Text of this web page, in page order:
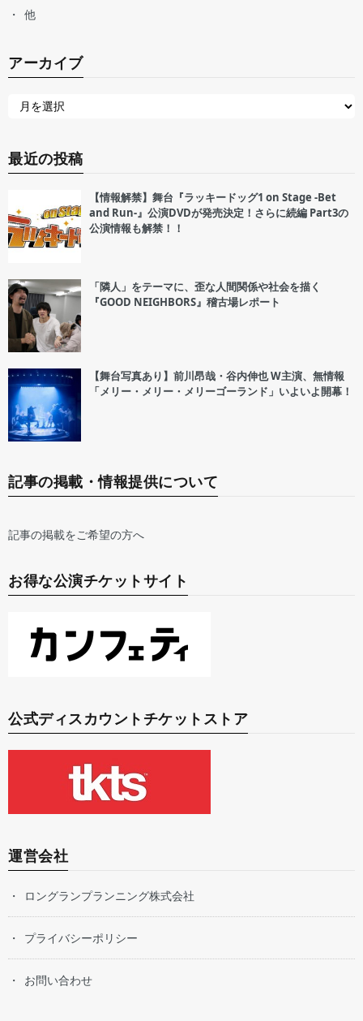
他
アーカイブ
最近の投稿
【情報解禁】舞台『ラッキードッグ1 on Stage -Bet
and Run-』公演DVDが発売決定！さらに続編 Part3の
公演情報も解禁！！
「隣人」をテーマに、歪な人間関係や社会を描く
『GOOD NEIGHBORS』稽古場レポート
【舞台写真あり】前川昂哉・谷内伸也 W主演、無情報
「メリー・メリー・メリーゴーランド」いよいよ開幕！
記事の掲載・情報提供について
記事の掲載をご希望の方へ
お得な公演チケットサイト
公式ディスカウントチケットストア
運営会社
ロングランプランニング株式会社
プライバシーポリシー
お問い合わせ